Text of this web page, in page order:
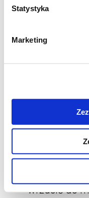
Statystyka
Marketing
1/2 łyżeczki
piekarnik
obrane
rozetrzeć z
papryką i
obrane lub
ziemniaki
osuszyć na
Wrzucić do